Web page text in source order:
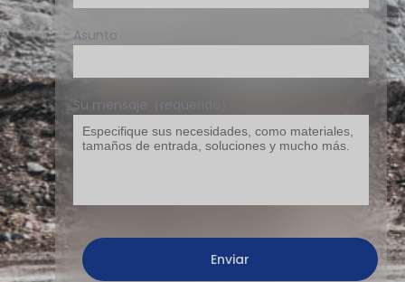
Asunto
Su mensaje（requerido）